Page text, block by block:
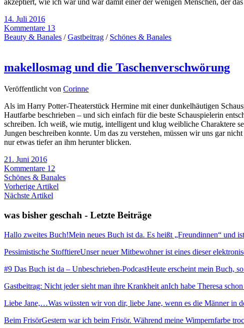
akzeptiert, wie ich war und war damit einer der wenigen Menschen, der
14. Juli 2016
Kommentare 13
Beauty & Banales /Gastbeitrag / Schönes & Banales
makellosmag und die Taschenverschwörung
Veröffentlicht von Corinne
Als im Harry Potter-Theaterstück Hermine mit einer dunkelhäutigen
Hautfarbe beschrieben – und sich einfach für die beste Schauspielerin
schreiben. Ich weiß, wie mutig, intelligent und klug weibliche Charaktere
Jungen beschreiben konnte. Um das zu verstehen, müssen wir uns gar
nur etwas tiefer an ihm herunter blicken.
21. Juni 2016
Kommentare 12
Schönes & Banales
Vorherige Artikel
Nächste Artikel
was bisher geschah - Letzte Beiträge
Hallo zweites Buch!Mein neues Buch ist da. Es heißt „Freundinnen“ und
Pessimistische StofftiereUnser neuer Mitbewohner ist eines dieser
#9 Das Buch ist da – Unbeschrieben-PodcastHeute erscheint mein Buch,
Gastbeitrag: Nicht jeder sieht man ihre Krankheit anIch habe Theresa
Liebe Jane,…Was wüssten wir von dir, liebe Jane, wenn es die Männer in
Beim FrisörGestern war ich beim Frisör. Während meine Wimpernfarbe